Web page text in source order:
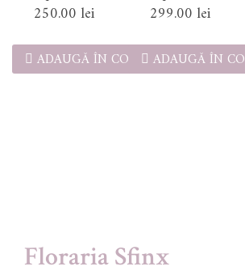
250.00 lei
ADAUGĂ ÎN COȘ
299.00 lei
ADAUGĂ ÎN COȘ
Floraria Sfinx